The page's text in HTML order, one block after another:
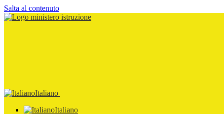
Salta al contenuto
Italiano
Italiano